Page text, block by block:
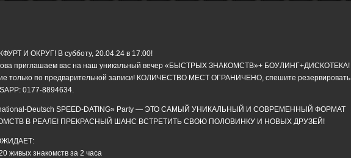
И ОКРУГ! В субботу, 20.04.24 в 17:00!
приглашаем вас на наш уникальный вечер «БЫСТРЫХ ЗНАКОМСТВ»+ БОУЛИНГ+ДИСКОТЕКА!
только по предварительной записи! КОЛИЧЕСТВО МЕСТ ОГРАНИЧЕНО, спешите резервировать
0177-8894634.
Deutsch SPEED-DATING» Party — ЭТО САМЫЙ УНИКАЛЬНЫЙ И СОВРЕМЕННЫЙ ФОРМАТ
В РЕАЛЕ! ПРЕКРАСНЫЙ ШАНС ВСТРЕТИТЬ СВОЮ ПОЛОВИНКУ И НОВЫХ ДРУЗЕЙ!
живых знакомств за 2 часа